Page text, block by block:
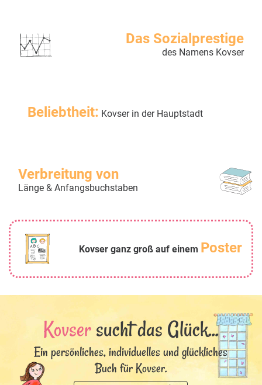
Das Sozialprestige
des Namens Kovser
Beliebtheit: Kovser in der Hauptstadt
Verbreitung von
Länge & Anfangsbuchstaben
Kovser ganz groß auf einem Poster
Kovsersucht das Glück...
Ein persönliches, individuelles und glückliches
Buch für Kovser.